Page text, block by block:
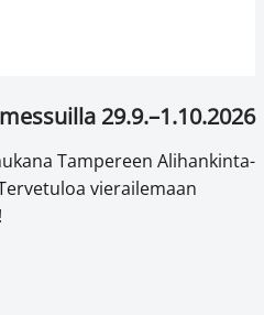
29.9.–1.10.2026
Tampereen Alihankinta-
vierailemaan